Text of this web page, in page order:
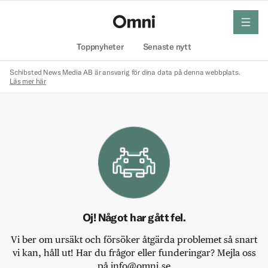
Toppnyheter Senaste nytt
meny
Schibsted News Media AB är ansvarig för dina data på denna webbplats.
Läs mer här
Oj! Något har gått fel.
Vi ber om ursäkt och försöker åtgärda problemet så snart
vi kan, håll ut! Har du frågor eller funderingar? Mejla oss